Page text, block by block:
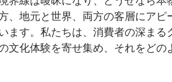
、 地元と 世界、 両方の客層にアピ
ます。 私たちは、 消費者の深まる
文化体験を寄せ集め、 それを どの